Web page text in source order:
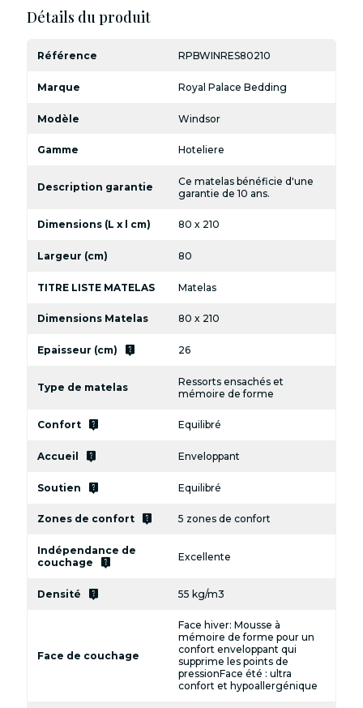
Détails du produit
Référence RPBWINRES80210
Marque Royal Palace Bedding
Modèle Windsor
Gamme Hoteliere
Description garantie
Ce matelas bénéficie d'une
garantie de 10 ans.
Dimensions (L x l cm) 80 x 210
Largeur (cm) 80
TITRE LISTE MATELAS Matelas
Dimensions Matelas 80 x 210
Epaisseur (cm) live_help 26
Type de matelas
Ressorts ensachés et
mémoire de forme
Confort live_help Equilibré
Accueil live_help Enveloppant
Soutien live_help Equilibré
Zones de confort live_help 5 zones de confort
Indépendance de
couchage
live_help Excellente
Densité live_help 55 kg/m3
Face de couchage
Face hiver: Mousse à
mémoire de forme pour un
confort enveloppant qui
supprime les points de
pressionFace été : ultra
confort et hypoallergénique